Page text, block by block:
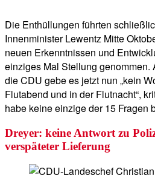
Die Enthüllungen führten
Innenminister Lewentz Mitte
neuen Erkenntnissen und
einziges Mal Stellung genommen.
die CDU gebe es jetzt nun „kein
Flutabend und in der Flutnacht“,
habe keine einzige der 15 Fragen
Dreyer: keine Antwort zu
verspäteter Lieferung